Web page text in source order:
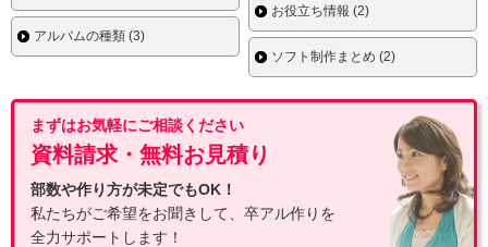
お役立ち情報 (2)
アルバムの種類 (3)
ソフト制作まとめ (2)
まずはお気軽にご相談ください
資料請求・無料お見積り
部数や作り方が未定でもOK！
私たちがご希望をお聞きして、卒アル作りを
全力サポートします！